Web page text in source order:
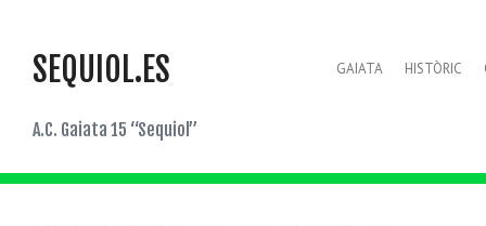
SEQUIOL.ES
A.C. Gaiata 15 “Sequiol”
GAIATA HISTÒRIC